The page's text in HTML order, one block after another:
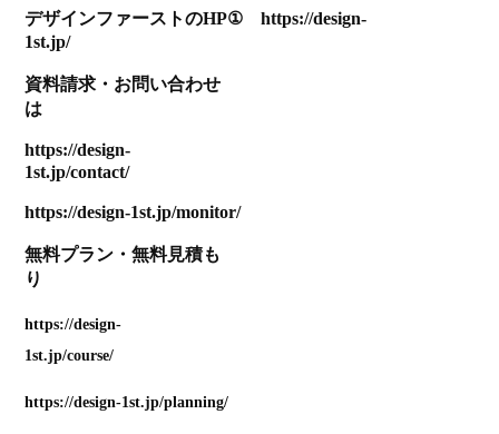
デザインファーストのHP① https://design-
1st.jp/
資料請求 ・ お問い合わせ
は
https://design-
1st.jp/contact/
https://design-1st.jp/monitor/
無料プラン ・無料見積も
り
https://design-
1st.jp/course/
https://design-1st.jp/planning/